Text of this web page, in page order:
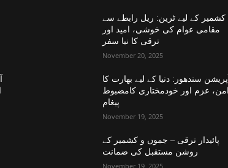
کشمیر کے لیے ٹرین: ریل رابطے سے
مقامی عوام کی خوشی، امید اور
ترقی کا نیا سفر
November 20, 2025
آپریشن سندھور: دنیا کے لیے بھارت کا
امن، عزم اور خودمختاری کامضبوط
پیغام
November 19, 2025
پائیدار ترقی – جموں و کشمیر کے
روشن مستقبل کی ضمانت
November 19, 2025